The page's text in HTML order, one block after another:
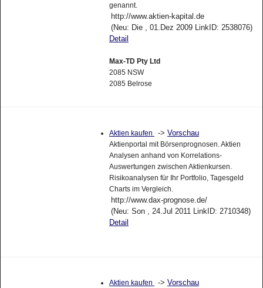
genannt.
http://www.aktien-kapital.de
(Neu: Die , 01.Dez 2009 LinkID: 2538076)
Detail
Max-TD Pty Ltd
2085 NSW
2085 Belrose
Aktien kaufen -> Vorschau
Aktienportal mit Börsenprognosen. Aktien
Analysen anhand von Korrelations-
Auswertungen zwischen Aktienkursen.
Risikoanalysen für Ihr Portfolio, Tagesgeld
Charts im Vergleich.
http://www.dax-prognose.de/
(Neu: Son , 24.Jul 2011 LinkID: 2710348)
Detail
Aktien kaufen -> Vorschau